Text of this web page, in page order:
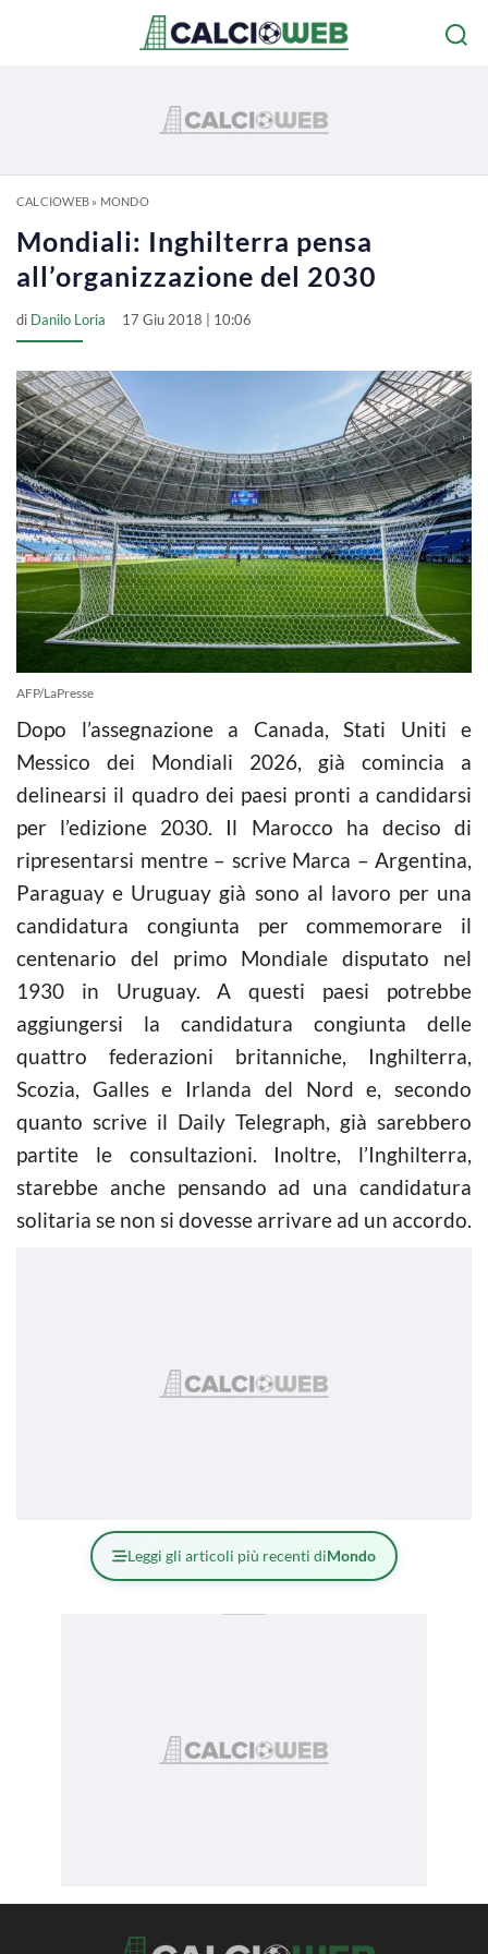
CALCIOWEB» MONDO
Mondiali: Inghilterra pensa
all’organizzazione del 2030
di Danilo Loria 17 Giu 2018 | 10:06
AFP/LaPresse
Dopo l’assegnazione a Canada, Stati Uniti e
Messico dei Mondiali 2026, già comincia a
delinearsi il quadro dei paesi pronti a candidarsi
per l’edizione 2030. Il Marocco ha deciso di
ripresentarsi mentre – scrive Marca – Argentina,
Paraguay e Uruguay già sono al lavoro per una
candidatura congiunta per commemorare il
centenario del primo Mondiale disputato nel
1930 in Uruguay. A questi paesi potrebbe
aggiungersi la candidatura congiunta delle
quattro federazioni britanniche, Inghilterra,
Scozia, Galles e Irlanda del Nord e, secondo
quanto scrive il Daily Telegraph, già sarebbero
partite le consultazioni. Inoltre, l’Inghilterra,
starebbe anche pensando ad una candidatura
solitaria se non si dovesse arrivare ad un accordo.
Leggi gli articoli più recenti diMondo